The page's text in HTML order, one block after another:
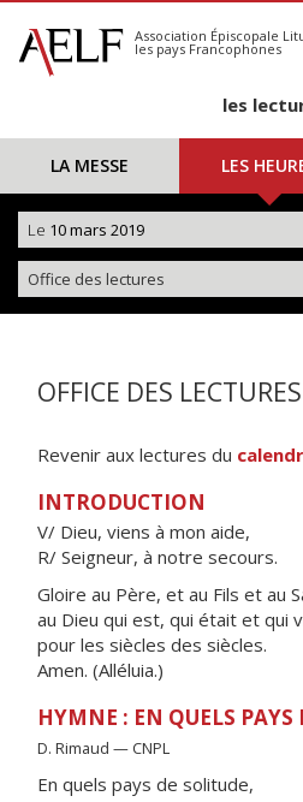
S'abonner
Calendrier
Association Épiscopale
les pays Francophones
les
LA MESSE LES
Le 10 mars 2019
Office des lectures
OFFICE DES LECTURES
Revenir aux lectures du
INTRODUCTION
V/ Dieu, viens à mon aide,
R/ Seigneur, à notre secours.
Gloire au Père, et au Fils et au
au Dieu qui est, qui était et qui
pour les siècles des siècles.
Amen. (Alléluia.)
HYMNE : EN QUELS PAYS
D. Rimaud — CNPL
En quels pays de solitude,